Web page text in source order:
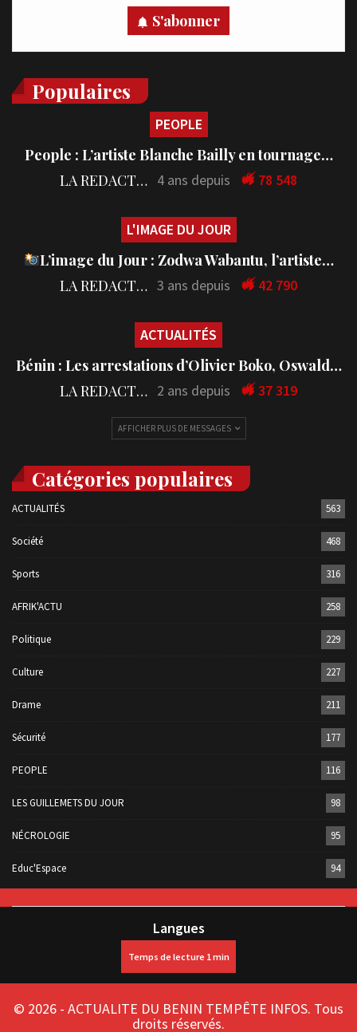
S'abonner
Populaires
PEOPLE
People : L’artiste Blanche Bailly en tournage…
LA REDACTION 4 ans depuis 78 548
L'IMAGE DU JOUR
L’image du Jour : Zodwa Wabantu, l’artiste…
LA REDACTION 3 ans depuis 42 790
ACTUALITÉS
Bénin : Les arrestations d’Olivier Boko, Oswald…
LA REDACTION 2 ans depuis 37 319
AFFICHER PLUS DE MESSAGES
Catégories populaires
ACTUALITÉS 563
Société 468
Sports 316
AFRIK'ACTU 258
Politique 229
Culture 227
Drame 211
Sécurité 177
PEOPLE 116
LES GUILLEMETS DU JOUR 98
NÉCROLOGIE 95
Educ'Espace 94
Langues
© 2026 - ACTUALITE DU BENIN TEMPÊTE INFOS. Tous
droits réservés.